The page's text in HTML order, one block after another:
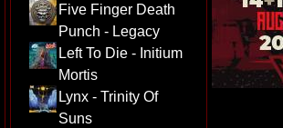
Five Finger Death
Punch - Legacy
Left To Die - Initium
Mortis
Lynx - Trinity Of
Suns